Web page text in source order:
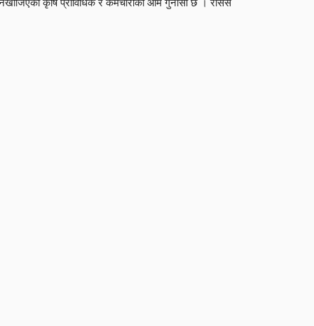
कृषि प्राविधिक र कर्मचारीको आम गुनासो छ । रासस